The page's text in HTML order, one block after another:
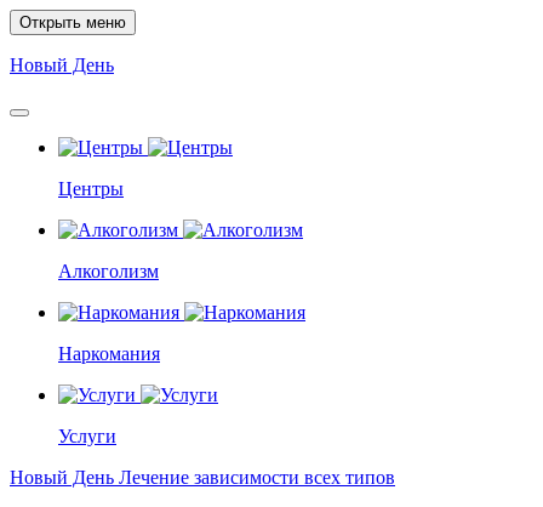
Открыть меню
Новый День
Центры
Алкоголизм
Наркомания
Услуги
Новый День Лечение зависимости всех типов